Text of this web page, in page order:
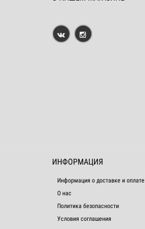
ИНФОРМАЦИЯ
Информация о доставке и оплате
О нас
Политика безопасности
Условия соглашения